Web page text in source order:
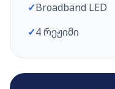
✓Broadband LED
✓4 რეჟიმი